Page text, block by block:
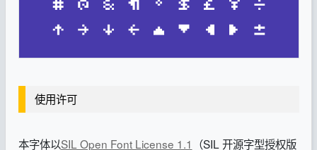
使用许可
本字体以SIL Open Font License 1.1 （SIL 开源字型授权版